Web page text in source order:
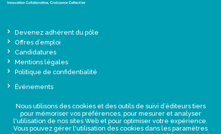
Devenez adhérent du pôle
Offres d’emploi
Candidatures
Mentions légales
Politique de confidentialité
Événements
Une offre globale sur-mesure
Presse
Nous utilisons des cookies et des outils de suivi d’éditeurs tiers
pour mémoriser vos préférences, pour mesurer et analyser
l'utilisation de nos sites Web et pour optimiser votre expérience.
Vous pouvez gérer l'utilisation des cookies dans les paramètres